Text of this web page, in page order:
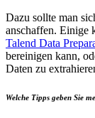
Dazu sollte man
anschaffen. Einige
Talend Data
bereinigen kann,
Daten zu
Welche Tipps geben Sie